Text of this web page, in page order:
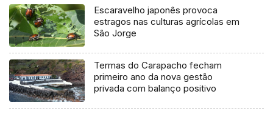
Escaravelho japonês provoca
estragos nas culturas agrícolas em
São Jorge
Termas do Carapacho fecham
primeiro ano da nova gestão
privada com balanço positivo